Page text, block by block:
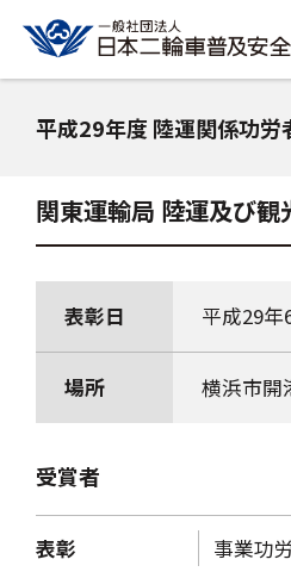
平成29年度 陸運関係功
関東運輸局 陸運及び
表彰日 平成29
場所 横浜市開
受賞者
表彰 事業功労